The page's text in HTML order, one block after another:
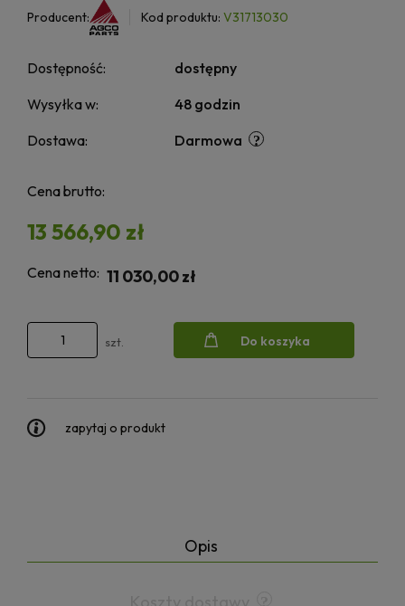
Producent: Kod produktu: V31713030
Dostępność:
dostępny
Wysyłka w:
48 godzin
Dostawa:
Darmowa
Cena brutto:
13 566,90 zł
Cena netto: 11 030,00 zł
szt. Do koszyka
zapytaj o produkt
Opis